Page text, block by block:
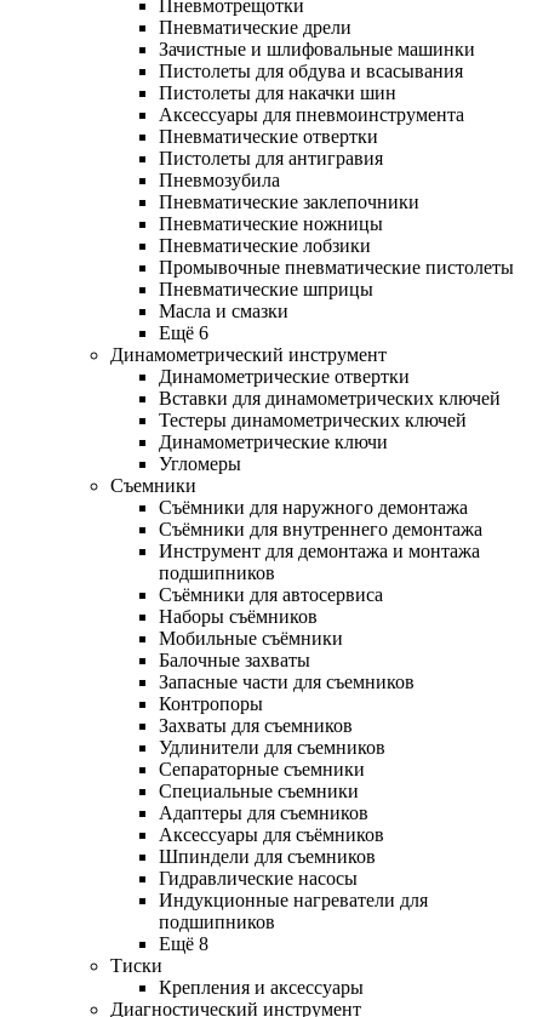
Пневмотрещотки
Пневматические дрели
Зачистные и шлифовальные машинки
Пистолеты для обдува и всасывания
Пистолеты для накачки шин
Аксессуары для пневмоинструмента
Пневматические отвертки
Пистолеты для антигравия
Пневмозубила
Пневматические заклепочники
Пневматические ножницы
Пневматические лобзики
Промывочные пневматические пистолеты
Пневматические шприцы
Масла и смазки
Ещё 6
Динамометрический инструмент
Динамометрические отвертки
Вставки для динамометрических ключей
Тестеры динамометрических ключей
Динамометрические ключи
Угломеры
Съемники
Съёмники для наружного демонтажа
Съёмники для внутреннего демонтажа
Инструмент для демонтажа и монтажа
подшипников
Съёмники для автосервиса
Наборы съёмников
Мобильные съёмники
Балочные захваты
Запасные части для съемников
Контропоры
Захваты для съемников
Удлинители для съемников
Сепараторные съемники
Специальные съемники
Адаптеры для съемников
Аксессуары для съёмников
Шпиндели для съемников
Гидравлические насосы
Индукционные нагреватели для
подшипников
Ещё 8
Тиски
Крепления и аксессуары
Диагностический инструмент